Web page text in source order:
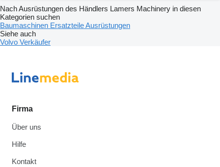
Nach Ausrüstungen des Händlers Lamers Machinery in diesen
Kategorien suchen
Baumaschinen ErsatzteileAusrüstungen
Siehe auch
Volvo Verkäufer
Firma
Über uns
Hilfe
Kontakt